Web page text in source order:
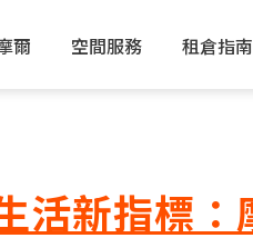
爾 空間服務 租倉指南
活新指標：